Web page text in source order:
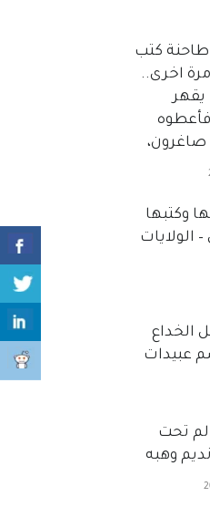
كتب
اخرى..
فأعطوه
وكتبها
الولايات
الخداع
عبيدات
تحت
وهبه